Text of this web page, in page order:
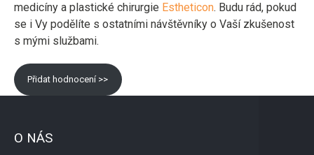
medicíny a plastické chirurgie Estheticon. Budu rád, pokud
se i Vy podělíte s ostatními návštěvníky o Vaší zkušenost
s mými službami.
Přidat hodnocení >>
O NÁS